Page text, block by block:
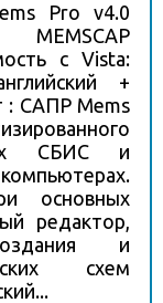
Pro v4.0
с Vista:
+
: САПР Mems
СБИC и
основных
редактор,
и
схем